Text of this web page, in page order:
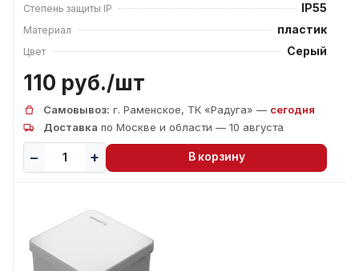
Степень защиты IP IP55
Материал пластик
Цвет Серый
110 руб./шт
Самовывоз: г. Раменское, ТК «Радуга» — сегодня
Доставка по Москве и области — 10 августа
В корзину